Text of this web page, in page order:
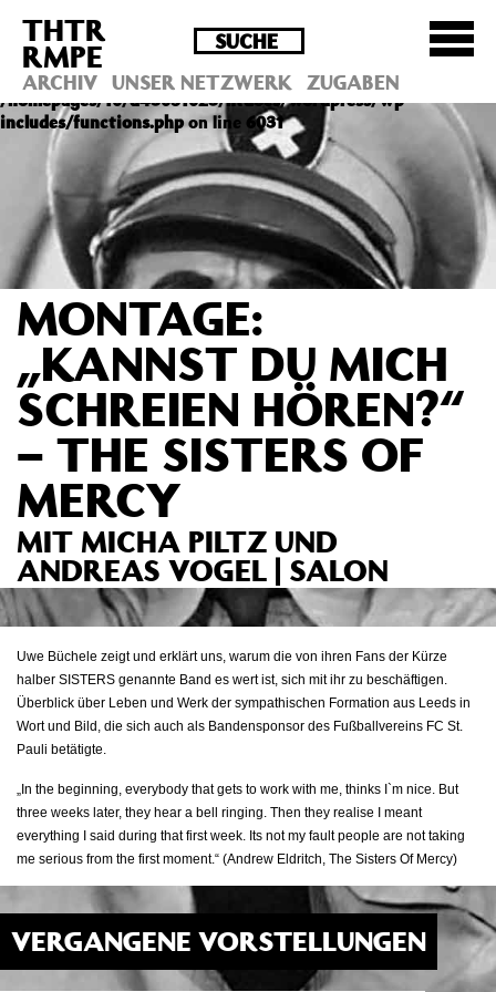
Deprecated : Die Funktion post_permalink ist seit
Version 4.4.0 veraltet! Verwende stattdessen
get_permalink(). in
/homepages/10/d43051023/htdocs/wordpress/wp-
includes/functions.phpon line 6031
THTR
RMPE
ARCHIV UNSER NETZWERK ZUGABEN
MONTAGE:
„KANNST DU MICH
SCHREIEN HÖREN?“
– THE SISTERS OF
MERCY
MIT MICHA PILTZ UND
ANDREAS VOGEL | SALON
Uwe Büchele zeigt und erklärt uns, warum die von ihren Fans der Kürze
halber SISTERS genannte Band es wert ist, sich mit ihr zu beschäftigen.
Überblick über Leben und Werk der sympathischen Formation aus Leeds in
Wort und Bild, die sich auch als Bandensponsor des Fußballvereins FC St.
Pauli betätigte.
„In the beginning, everybody that gets to work with me, thinks I`m nice. But
three weeks later, they hear a bell ringing. Then they realise I meant
everything I said during that first week. Its not my fault people are not taking
me serious from the first moment.“ (Andrew Eldritch, The Sisters Of Mercy)
VERGANGENE VORSTELLUNGEN